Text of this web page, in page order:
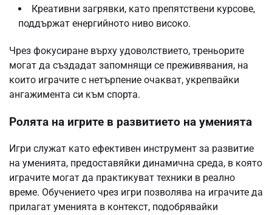
Креативни загрявки, като препятствени курсове,
поддържат енергийното ниво високо.
Чрез фокусиране върху удоволствието, треньорите
могат да създадат запомнящи се преживявания, на
които играчите с нетърпение очакват, укрепвайки
ангажимента си към спорта.
Ролята на игрите в развитието на уменията
Игри служат като ефективен инструмент за развитие
на уменията, предоставяйки динамична среда, в която
играчите могат да практикуват техники в реално
време. Обучението чрез игри позволява на играчите да
прилагат уменията в контекст, подобрявайки